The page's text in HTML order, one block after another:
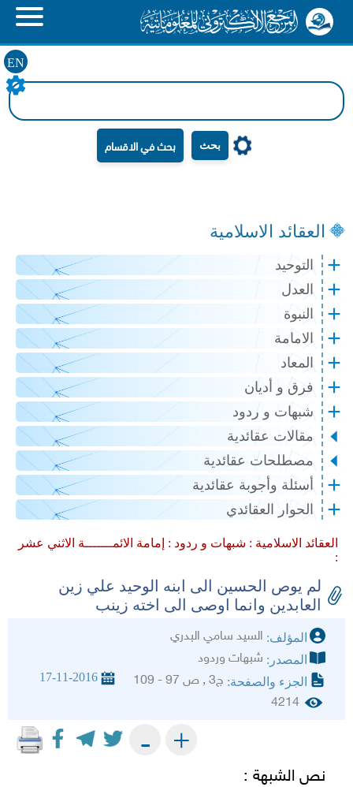
EN
بحث
العقائد الاسلامية
التوحيد
العدل
النبوة
الامامة
المعاد
فرق و أديان
شبهات و ردود
مقالات عقائدية
مصطلحات عقائدية
أسئلة وأجوبة عقائدية
الحوار العقائدي
العقائد الاسلامية : شبهات و ردود : إمامة الائمـــــــة الاثني عشر
:
لم يوص الحسين الى ابنه الوحيد علي زين
العابدين وانما اوصى الى اخته زينب
المؤلف: السيد سامي البدري
المصدر: شبهات وردود
الجزء والصفحة: ج3 , ص 97 - 109 17-11-2016
4214
+
-
نص الشبهة :